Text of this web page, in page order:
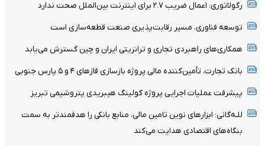
رگولاتوری: اعمال ضریب ۲.۷ برای اینترنت بین‌الملل صحت ندارد
توسعه فناوری، مسیر رقابت‌پذیری صنعت قطعه‌سازی است
همکاری‌های راهبردی تجاری و ترانزیتی ایران و چین گسترش می‌یابد
بانک تجارت، تأمین‌کننده مالی پروژه بازسازی فازهای ۴ و ۵ پارس جنوبی
پیشرفت عملیات اجرایی پروژه کولینگ هیبریدی پتروشیمی تبریز
للـه‌گانی: ابزارهای نوین تامین مالی، منابع بانکی را هدفمندتر به سمت
بنگاه‌های اقتصادی هدایت می‌کند